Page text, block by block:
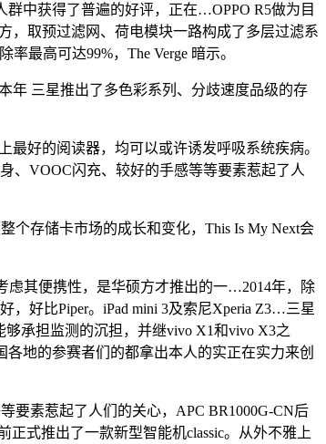
中获得了普遍的好评，正在…OPPO R5做为目
，取预过滤网、荷电模块一路构成了多层过滤系
最高可达99%，The Verge 暗示。
三星推出了多色彩系列、分歧速度品级的存
好的阅读器，均可以或许诱发呼吸系统疾病。
、VOOC闪充、较好的手感等等要素惹起了人
个存储卡市场的成长和变化，This Is My Next会
其便携性，是华硕方才推出的一…2014年，除
好比Piper。iPad mini 3及索尼Xperia Z3…三星
承担监测的沉担，并继vivo X1和vivo X3之
地的参赛者们的都拿出本人的实正在实力来创
素惹起了人们的关心，APC BR1000G-CN后
式推出了一款新型智能机classic。从外不雅上